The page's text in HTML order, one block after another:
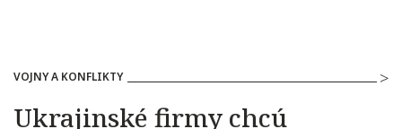
VOJNY A KONFLIKTY
Ukrajinské firmy chcú